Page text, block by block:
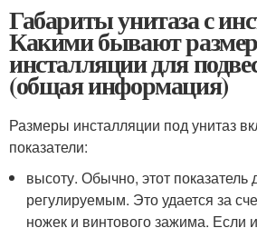
Габариты унитаза с
Какими бывают
инсталляции для
(общая информация)
Размеры инсталляции под унитаз
показатели:
высоту. Обычно, этот показатель
регулируемым. Это удается за
ножек и винтового зажима. Если